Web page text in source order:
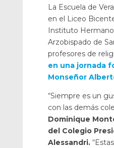
La Escuela de
en el Liceo
Instituto
Arzobispado de
profesores de
en una jornada
Monseñor
“Siempre es un
con las demás
Dominique
del Colegio
Alessandri.